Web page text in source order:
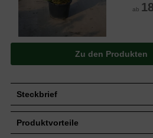
ab
Zu den Produkten
Steckbrief
Zuwachs
Produktvorteile